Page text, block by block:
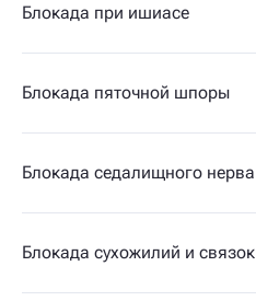
Блокада при ишиасе
Блокада пяточной шпоры
Блокада седалищного нерва
Блокада сухожилий и связок